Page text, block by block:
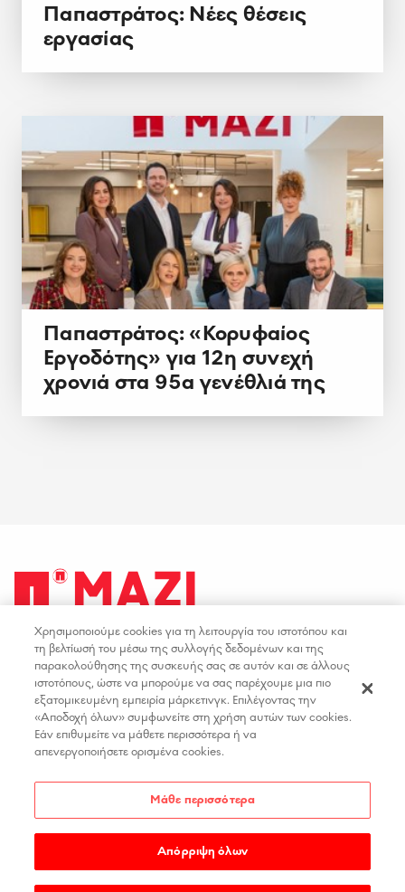
Παπαστράτος: Νέες θέσεις
εργασίας
Παπαστράτος: «Κορυφαίος
Εργοδότης» για 12η συνεχή
χρονιά στα 95α γενέθλιά της
PAPASTRATOS
MADE BYWEDIA
ΟΡΟΙ ΧΡΗΣΗΣ
ΠΟΛΙΤΙΚΗ ΑΠΟΡΡΗΤΟΥ
ΔΗΛΩΣΗ ΠΡΟΣΒΑΣΙΜΟΤΗΤΑΣ
ΕΠΙΚΟΙΝΩΝΙΑ
ΘΕΣΕΙΣ ΕΡΓΑΣΙΑΣ
facebookyoutubeinstagramlinkedin
Χρησιμοποιούμε cookies για τη λειτουργία του ιστοτόπου και
τη βελτίωσή του μέσω της συλλογής δεδομένων και της
παρακολούθησης της συσκευής σας σε αυτόν και σε άλλους
ιστοτόπους, ώστε να μπορούμε να σας παρέχουμε μια πιο
εξατομικευμένη εμπειρία μάρκετινγκ. Επιλέγοντας την
«Αποδοχή όλων» συμφωνείτε στη χρήση αυτών των cookies.
Εάν επιθυμείτε να μάθετε περισσότερα ή να
απενεργοποιήσετε ορισμένα cookies.
Μάθε περισσότερα
Απόρριψη όλων